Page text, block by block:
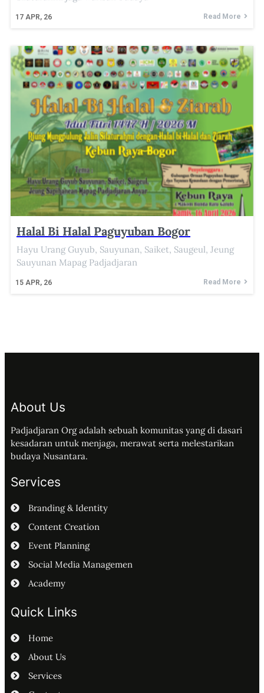
17 APR, 26 Read More
Halal Bi Halal Paguyuban Bogor
15 APR, 26
Hayu Urang Guyub, Sauyunan, Saiket, Saugeul, Jeung
Sauyunan Mapag Padjadjaran
Read More
About Us
Padjadjaran Org adalah sebuah komunitas yang di dasari
kesadaran untuk menjaga, merawat serta melestarikan
budaya Nusantara.
Services
Branding & Identity
Content Creation
Event Planning
Social Media Managemen
Academy
Quick Links
Home
About Us
Services